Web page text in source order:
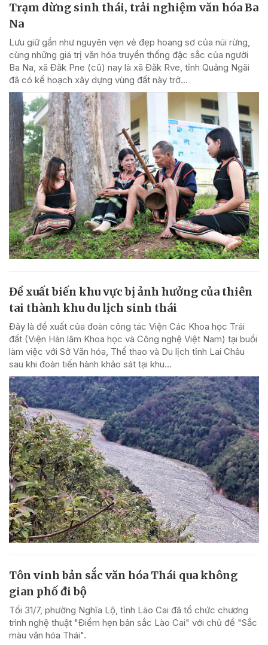
Trạm dừng sinh thái, trải nghiệm văn hóa Ba
Na
Lưu giữ gần như nguyên vẹn vẻ đẹp hoang sơ của núi rừng,
cùng những giá trị văn hóa truyền thống đặc sắc của người
Ba Na, xã Đăk Pne (cũ) nay là xã Đăk Rve, tỉnh Quảng Ngãi
đã có kế hoạch xây dựng vùng đất này trở...
Đề xuất biến khu vực bị ảnh hưởng của thiên
tai thành khu du lịch sinh thái
Đây là đề xuất của đoàn công tác Viện Các Khoa học Trái
đất (Viện Hàn lâm Khoa học và Công nghệ Việt Nam) tại buổi
làm việc với Sở Văn hóa, Thể thao và Du lịch tỉnh Lai Châu
sau khi đoàn tiến hành khảo sát tại khu...
Tôn vinh bản sắc văn hóa Thái qua không
gian phố đi bộ
Tối 31/7, phường Nghĩa Lộ, tỉnh Lào Cai đã tổ chức chương
trình nghệ thuật "Điểm hẹn bản sắc Lào Cai" với chủ đề "Sắc
màu văn hóa Thái".